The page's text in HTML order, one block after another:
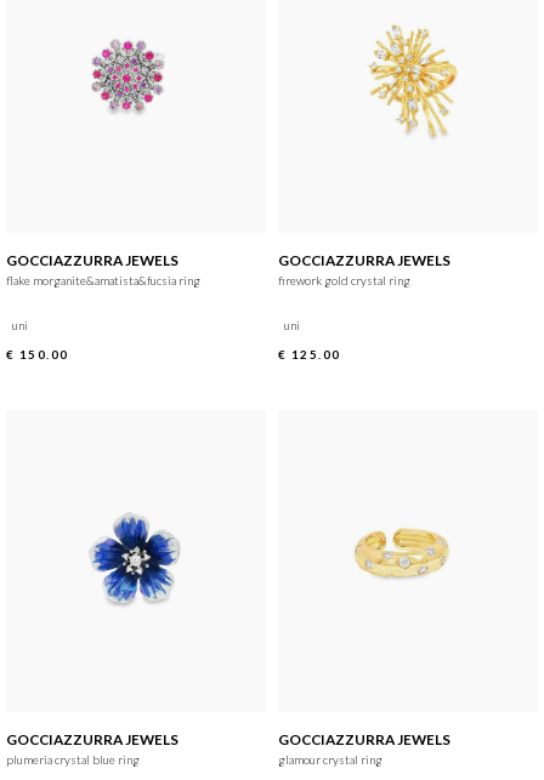
GOCCIAZZURRA JEWELS
flake morganite&amatista&fucsia ring
uni
€ 150.00
GOCCIAZZURRA JEWELS
firework gold crystal ring
uni
€ 125.00
GOCCIAZZURRA JEWELS
plumeria crystal blue ring
GOCCIAZZURRA JEWELS
glamour crystal ring